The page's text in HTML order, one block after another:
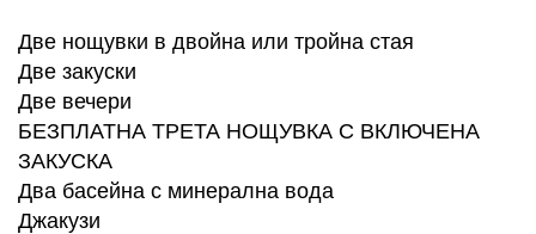
Две нощувки в двойна или тройна стая
Две закуски
Две вечери
БЕЗПЛАТНА ТРЕТА НОЩУВКА С ВКЛЮЧЕНА
ЗАКУСКА
Два басейна с минерална вода
Джакузи